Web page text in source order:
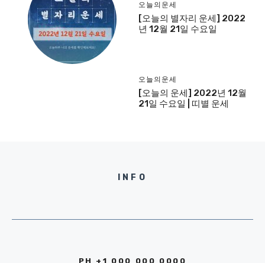
오늘의운세
[오늘의 별자리 운세] 2022
년 12월 21일 수요일
오늘의운세
[오늘의 운세] 2022년 12월
21일 수요일 | 띠별 운세
INFO
PH +1 000 000 0000